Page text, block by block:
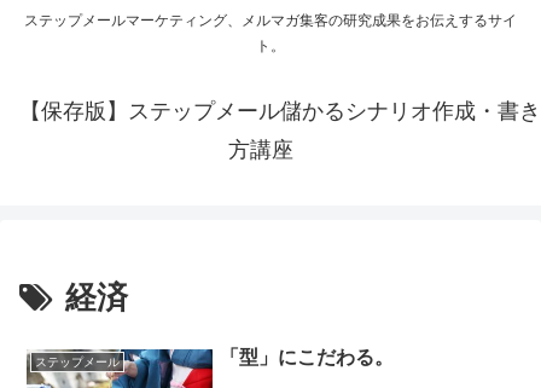
ステップメールマーケティング、メルマガ集客の研究成果をお伝えするサイ
ト。
【保存版】ステップメール儲かるシナリオ作成・書き
方講座
経済
ステップメール 「型」にこだわる。